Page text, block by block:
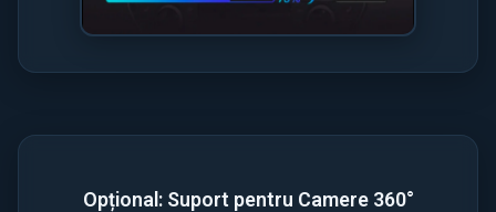
Opțional: Suport pentru Camere 360°